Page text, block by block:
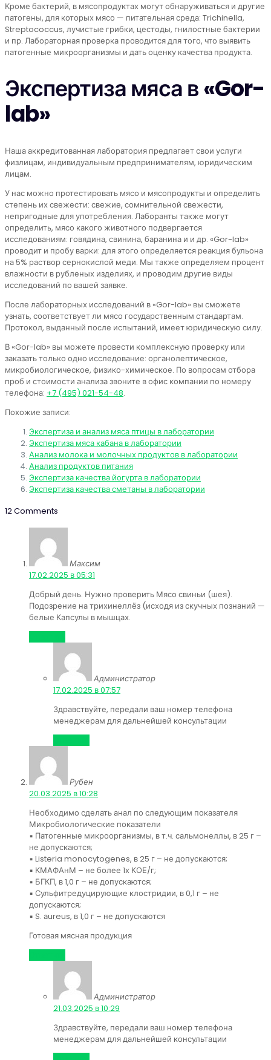
Кроме бактерий, в мясопродуктах могут обнаруживаться и другие
патогены, для которых мясо — питательная среда: Trichinella,
Streptococcus, лучистые грибки, цестоды, гнилостные бактерии
и пр. Лабораторная проверка проводится для того, что выявить
патогенные микроорганизмы и дать оценку качества продукта.
Экспертиза мяса в «Gor-
lab»
Наша аккредитованная лаборатория предлагает свои услуги
физлицам, индивидуальным предпринимателям, юридическим
лицам.
У нас можно протестировать мясо и мясопродукты и определить
степень их свежести: свежие, сомнительной свежести,
непригодные для употребления. Лаборанты также могут
определить, мясо какого животного подвергается
исследованиям: говядина, свинина, баранина и и др. «Gor-lab»
проводит и пробу варки: для этого определяется реакция бульона
на 5% раствор сернокислой меди. Мы также определяем процент
влажности в рубленых изделиях, и проводим другие виды
исследований по вашей заявке.
После лабораторных исследований в «Gor-lab» вы сможете
узнать, соответствует ли мясо государственным стандартам.
Протокол, выданный после испытаний, имеет юридическую силу.
В «Gor-lab» вы можете провести комплексную проверку или
заказать только одно исследование: органолептическое,
микробиологическое, физико-химическое. По вопросам отбора
проб и стоимости анализа звоните в офис компании по номеру
телефона: +7 (495) 021-54-48.
Похожие записи:
Экспертиза и анализ мяса птицы в лаборатории
Экспертиза мяса кабана в лаборатории
Анализ молока и молочных продуктов в лаборатории
Анализ продуктов питания
Экспертиза качества йогурта в лаборатории
Экспертиза качества сметаны в лаборатории
12 Comments
Максим
17.02.2025 в 05:31
Добрый день. Нужно проверить Мясо свиньи (шея).
Подозрение на трихинеллёз (исходя из скучных познаний —
белые Капсулы в мышцах.
Администратор
17.02.2025 в 07:57
Здравствуйте, передали ваш номер телефона
менеджерам для дальнейшей консультации
Рубен
20.03.2025 в 10:28
Необходимо сделать анал по следующим показателя
Микробиологические показатели
▪ Патогенные микроорганизмы, в т.ч. сальмонеллы, в 25 г –
не допускаются;
▪ Listeria monocytogenes, в 25 г – не допускаются;
▪ КМАФАнМ – не более 1х КОЕ/г;
▪ БГКП, в 1,0 г – не допускаются;
▪ Сульфитредуцирующие клостридии, в 0,1 г – не
допускаются;
▪ S. аureus, в 1,0 г – не допускаются
Готовая мясная продукция
Администратор
21.03.2025 в 10:29
Здравствуйте, передали ваш номер телефона
менеджерам для дальнейшей консультации